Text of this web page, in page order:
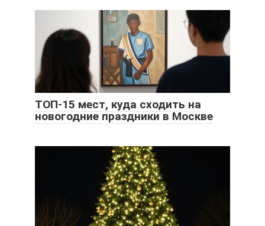
ТОП-15 мест, куда сходить на
новогодние праздники в Москве